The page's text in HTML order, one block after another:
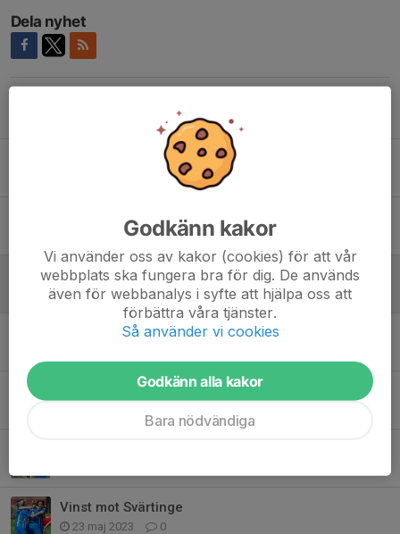
Dela nyhet
Debutanter i division 3
Härlig fredag på Ektorps IP
23 sep 2023 0
Vinst i derbyt bort mot Smedby AIS
23 sep 2023 0
Vinst hemma mot Linghem på Platinumcars Arena
Vinst mot Svärtinge
23 maj 2023 0
Godkänn kakor
Vi använder oss av kakor (cookies) för att vår
webbplats ska fungera bra för dig. De används
även för webbanalys i syfte att hjälpa oss att
förbättra våra tjänster.
Så använder vi cookies
Godkänn alla kakor
Bara nödvändiga